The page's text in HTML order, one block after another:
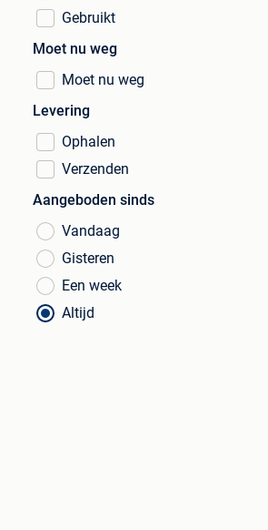
Gebruikt
Moet nu weg
Moet nu weg
Levering
Ophalen
Verzenden
Aangeboden sinds
Vandaag
Gisteren
Een week
Altijd